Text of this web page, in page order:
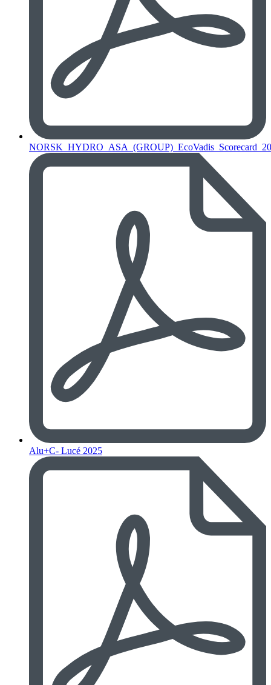
Alu+C- Lucé 2025